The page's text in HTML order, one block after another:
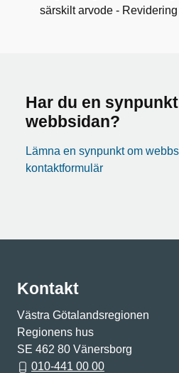
särskilt arvode -
Har du en
webbsidan?
Lämna en synpunkt om
kontaktformulär
Kontakt
Västra Götalandsregionen
Regionens hus
SE 462 80 Vänersborg
010-441 00 00